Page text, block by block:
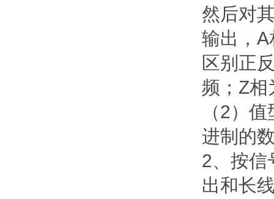
然后对
输出，
区别正
频；Z相
（2）
进制的
2、按信
出和长